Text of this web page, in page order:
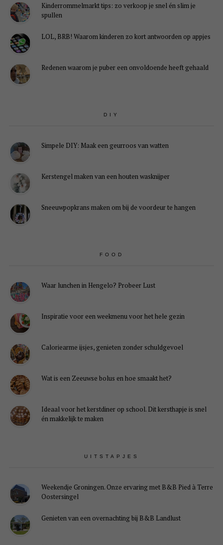
Kinderrommelmarkt tips: zo verkoop je snel én slim je
spullen
LOL, BRB! Waarom kinderen zo kort antwoorden op appjes
Redenen waarom je puber een onvoldoende heeft gehaald
DIY
Simpele DIY: Maak een geurroos van watten
Kerstengel maken van een houten wasknijper
Sneeuwpopkrans maken om bij de voordeur te hangen
FOOD
Waar lunchen in Hengelo? Probeer Lust
Inspiratie voor een weekmenu voor het hele gezin
Caloriearme ijsjes, genieten zonder schuldgevoel
Wat is een Zeeuwse bolus en hoe smaakt het?
Ideaal voor het kerstdiner op school. Dit kersthapje is snel
én makkelijk te maken
UITSTAPJES
Weekendje Groningen. Onze ervaring met B&B Pied à Terre
Oostersingel
Genieten van een overnachting bij B&B Landlust